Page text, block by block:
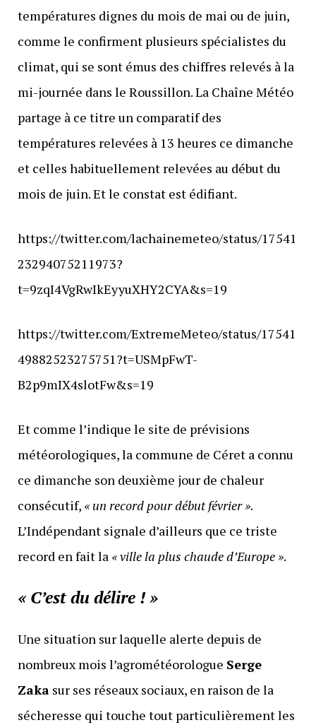
températures dignes du mois de mai ou de juin,
comme le confirment plusieurs spécialistes du
climat, qui se sont émus des chiffres relevés à la
mi-journée dans le Roussillon. La Chaîne Météo
partage à ce titre un comparatif des
températures relevées à 13 heures ce dimanche
et celles habituellement relevées au début du
mois de juin. Et le constat est édifiant.
https://twitter.com/lachainemeteo/status/17541
23294075211973?
t=9zqI4VgRwIkEyyuXHY2CYA&s=19
https://twitter.com/ExtremeMeteo/status/17541
49882523275751?t=USMpFwT-
B2p9mIX4slotFw&s=19
Et comme l’indique le site de prévisions
météorologiques, la commune de Céret a connu
ce dimanche son deuxième jour de chaleur
consécutif, « un record pour début février ».
L’Indépendant signale d’ailleurs que ce triste
record en fait la « ville la plus chaude d’Europe ».
« C’est du délire ! »
Une situation sur laquelle alerte depuis de
nombreux mois l’agrométéorologue Serge
Zakasur ses réseaux sociaux, en raison de la
sécheresse qui touche tout particulièrement les